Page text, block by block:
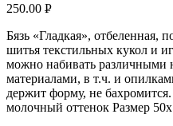
250.00 Р
Бязь «Гладкая», отбеленная,
шитья текстильных кукол и
можно набивать различными
материалами, в т.ч. и
держит форму, не
молочный оттенок Размер